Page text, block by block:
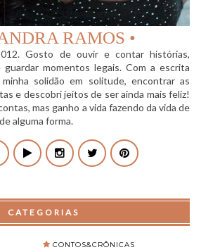
RAMOS •
Gosto de ouvir e contar histórias,
momentos legais. Com a escrita
solidão em solitude, encontrar as
e descobri jeitos de ser ainda mais feliz!
mas ganho a vida fazendo da vida de
alguma forma.
CATEGORIAS
CONTOS&CRÔNICAS